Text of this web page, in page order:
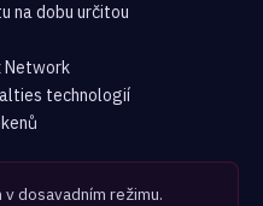
na dobu určitou
Network
technologií
dosavadním režimu.